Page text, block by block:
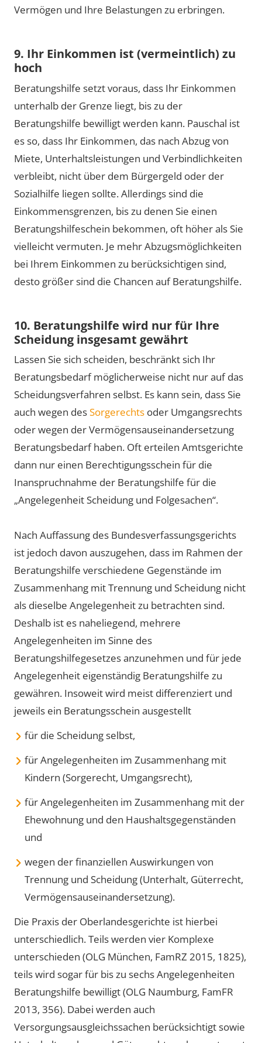
Vermögen und Ihre Belastungen zu erbringen.
9. Ihr Einkommen ist (vermeintlich) zu
hoch
Beratungshilfe setzt voraus, dass Ihr Einkommen
unterhalb der Grenze liegt, bis zu der
Beratungshilfe bewilligt werden kann. Pauschal ist
es so, dass Ihr Einkommen, das nach Abzug von
Miete, Unterhaltsleistungen und Verbindlichkeiten
verbleibt, nicht über dem Bürgergeld oder der
Sozialhilfe liegen sollte. Allerdings sind die
Einkommensgrenzen, bis zu denen Sie einen
Beratungshilfeschein bekommen, oft höher als Sie
vielleicht vermuten. Je mehr Abzugsmöglichkeiten
bei Ihrem Einkommen zu berücksichtigen sind,
desto größer sind die Chancen auf Beratungshilfe.
10. Beratungshilfe wird nur für Ihre
Scheidung insgesamt gewährt
Lassen Sie sich scheiden, beschränkt sich Ihr
Beratungsbedarf möglicherweise nicht nur auf das
Scheidungsverfahren selbst. Es kann sein, dass Sie
auch wegen desSorgerechts oder Umgangsrechts
oder wegen der Vermögensauseinandersetzung
Beratungsbedarf haben. Oft erteilen Amtsgerichte
dann nur einen Berechtigungsschein für die
Inanspruchnahme der Beratungshilfe für die
„Angelegenheit Scheidung und Folgesachen“.
Nach Auffassung des Bundesverfassungsgerichts
ist jedoch davon auszugehen, dass im Rahmen der
Beratungshilfe verschiedene Gegenstände im
Zusammenhang mit Trennung und Scheidung nicht
als dieselbe Angelegenheit zu betrachten sind.
Deshalb ist es naheliegend, mehrere
Angelegenheiten im Sinne des
Beratungshilfegesetzes anzunehmen und für jede
Angelegenheit eigenständig Beratungshilfe zu
gewähren. Insoweit wird meist differenziert und
jeweils ein Beratungsschein ausgestellt
für die Scheidung selbst,
für Angelegenheiten im Zusammenhang mit
Kindern (Sorgerecht, Umgangsrecht),
für Angelegenheiten im Zusammenhang mit der
Ehewohnung und den Haushaltsgegenständen
und
wegen der finanziellen Auswirkungen von
Trennung und Scheidung (Unterhalt, Güterrecht,
Vermögensauseinandersetzung).
Die Praxis der Oberlandesgerichte ist hierbei
unterschiedlich. Teils werden vier Komplexe
unterschieden (OLG München, FamRZ 2015, 1825),
teils wird sogar für bis zu sechs Angelegenheiten
Beratungshilfe bewilligt (OLG Naumburg, FamFR
2013, 356). Dabei werden auch
Versorgungsausgleichssachen berücksichtigt sowie